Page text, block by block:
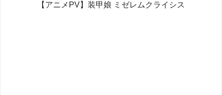
【アニメPV】装甲娘 ミゼレムクライシス